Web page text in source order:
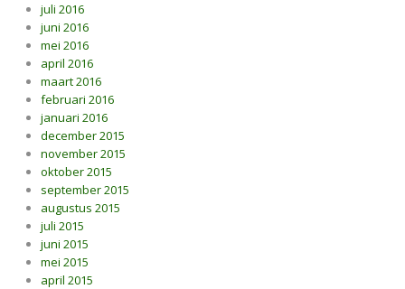
juli 2016
juni 2016
mei 2016
april 2016
maart 2016
februari 2016
januari 2016
december 2015
november 2015
oktober 2015
september 2015
augustus 2015
juli 2015
juni 2015
mei 2015
april 2015